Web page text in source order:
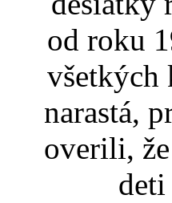
od roku
všetkých
narastá,
overili,